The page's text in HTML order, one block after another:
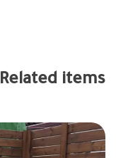
Related items